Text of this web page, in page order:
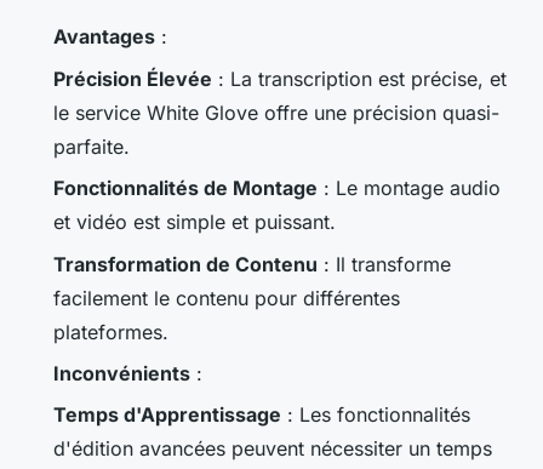
Avantages :
Précision Élevée : La transcription est précise, et
le service White Glove offre une précision quasi-
parfaite.
Fonctionnalités de Montage : Le montage audio
et vidéo est simple et puissant.
Transformation de Contenu : Il transforme
facilement le contenu pour différentes
plateformes.
Inconvénients :
Temps d'Apprentissage : Les fonctionnalités
d'édition avancées peuvent nécessiter un temps